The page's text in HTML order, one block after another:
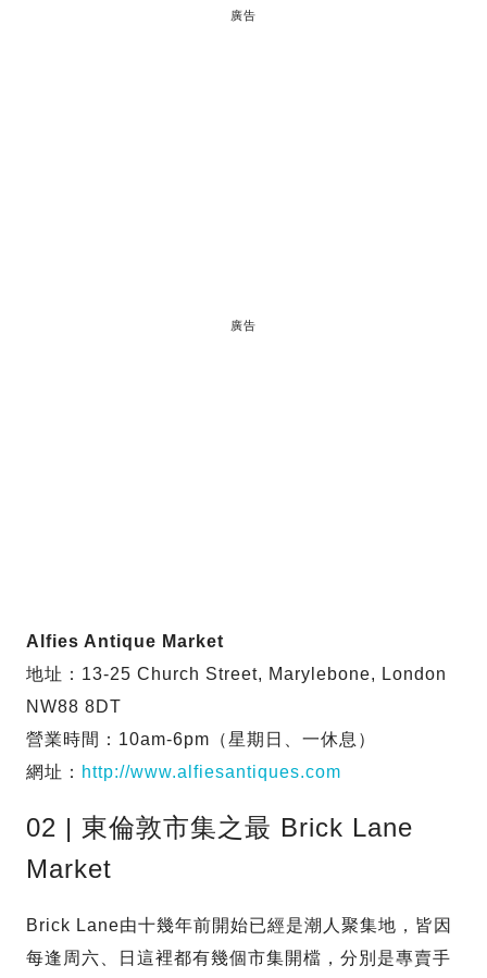
廣告
廣告
Alfies Antique Market
地址：13-25 Church Street, Marylebone, London
NW88 8DT
營業時間：10am-6pm（星期日、一休息）
網址： http://www.alfiesantiques.com
02 | 東倫敦市集之最 Brick Lane
Market
Brick Lane由十幾年前開始已經是潮人聚集地，皆因
每逢周六、日這裡都有幾個市集開檔，分別是專賣手